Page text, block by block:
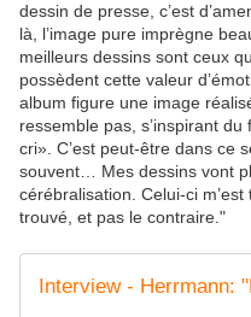
dessin de presse, c’est
là, l’image pure imprègne
meilleurs dessins sont ceux
possèdent cette valeur
album figure une image
ressemble pas, s’inspirant
cri». C’est peut-être dans ce
souvent… Mes dessins vont
cérébralisation. Celui-ci m’est
trouvé, et pas le contraire."